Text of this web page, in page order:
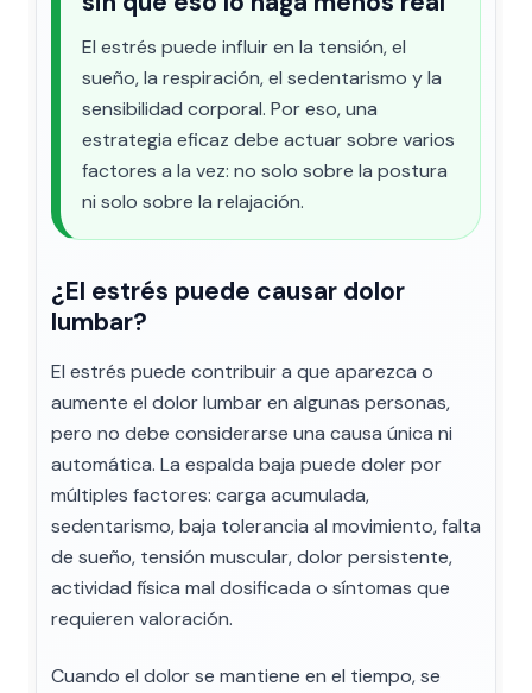
El estrés puede influir en la tensión, el
sueño, la respiración, el sedentarismo y la
sensibilidad corporal. Por eso, una
estrategia eficaz debe actuar sobre varios
factores a la vez: no solo sobre la postura
ni solo sobre la relajación.
¿El estrés puede causar dolor
lumbar?
El estrés puede contribuir a que aparezca o
aumente el dolor lumbar en algunas personas,
pero no debe considerarse una causa única ni
automática. La espalda baja puede doler por
múltiples factores: carga acumulada,
sedentarismo, baja tolerancia al movimiento, falta
de sueño, tensión muscular, dolor persistente,
actividad física mal dosificada o síntomas que
requieren valoración.
Cuando el dolor se mantiene en el tiempo, se